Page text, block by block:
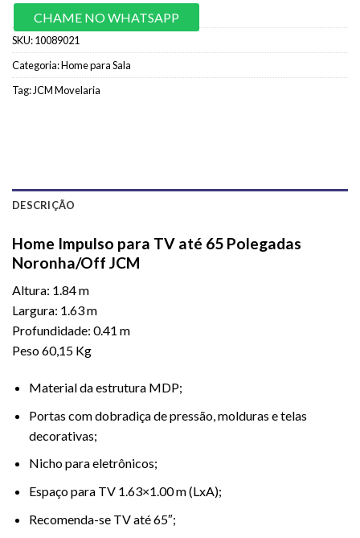
CHAME NO WHATSAPP
SKU:10089021
Categoria:Home para Sala
Tag: JCM Movelaria
DESCRIÇÃO
Home Impulso para TV até 65 Polegadas
Noronha/Off JCM
Altura: 1.84 m
Largura: 1.63 m
Profundidade: 0.41 m
Peso 60,15 Kg
Material da estrutura MDP;
Portas com dobradiça de pressão, molduras e telas
decorativas;
Nicho para eletrônicos;
Espaço para TV 1.63×1.00 m (LxA);
Recomenda-se TV até 65″;